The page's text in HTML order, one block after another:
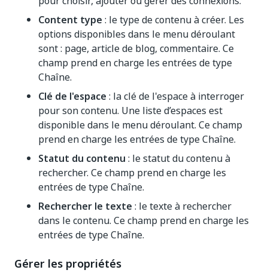
Content type : le type de contenu à créer. Les
options disponibles dans le menu déroulant
sont : page, article de blog, commentaire. Ce
champ prend en charge les entrées de type
Chaîne.
Clé de l'espace : la clé de l'espace à interroger
pour son contenu. Une liste d’espaces est
disponible dans le menu déroulant. Ce champ
prend en charge les entrées de type Chaîne.
Statut du contenu : le statut du contenu à
rechercher. Ce champ prend en charge les
entrées de type Chaîne.
Rechercher le texte : le texte à rechercher
dans le contenu. Ce champ prend en charge les
entrées de type Chaîne.
Gérer les propriétés